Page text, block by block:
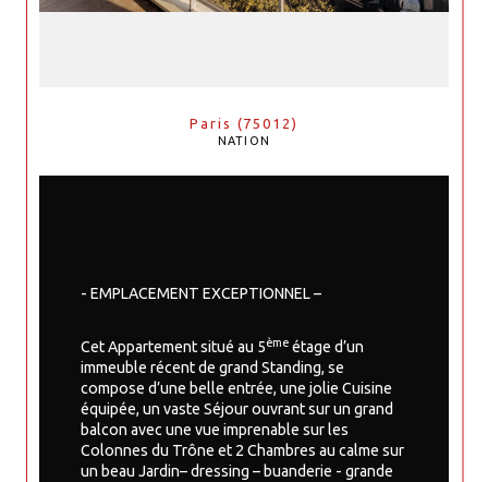
Paris (75012)
NATION
- EMPLACEMENT EXCEPTIONNEL –
Cet Appartement situé au 5ème étage d’un
immeuble récent de grand Standing, se
compose d’une belle entrée, une jolie Cuisine
équipée, un vaste Séjour ouvrant sur un grand
balcon avec une vue imprenable sur les
Colonnes du Trône et 2 Chambres au calme sur
un beau Jardin– dressing – buanderie - grande